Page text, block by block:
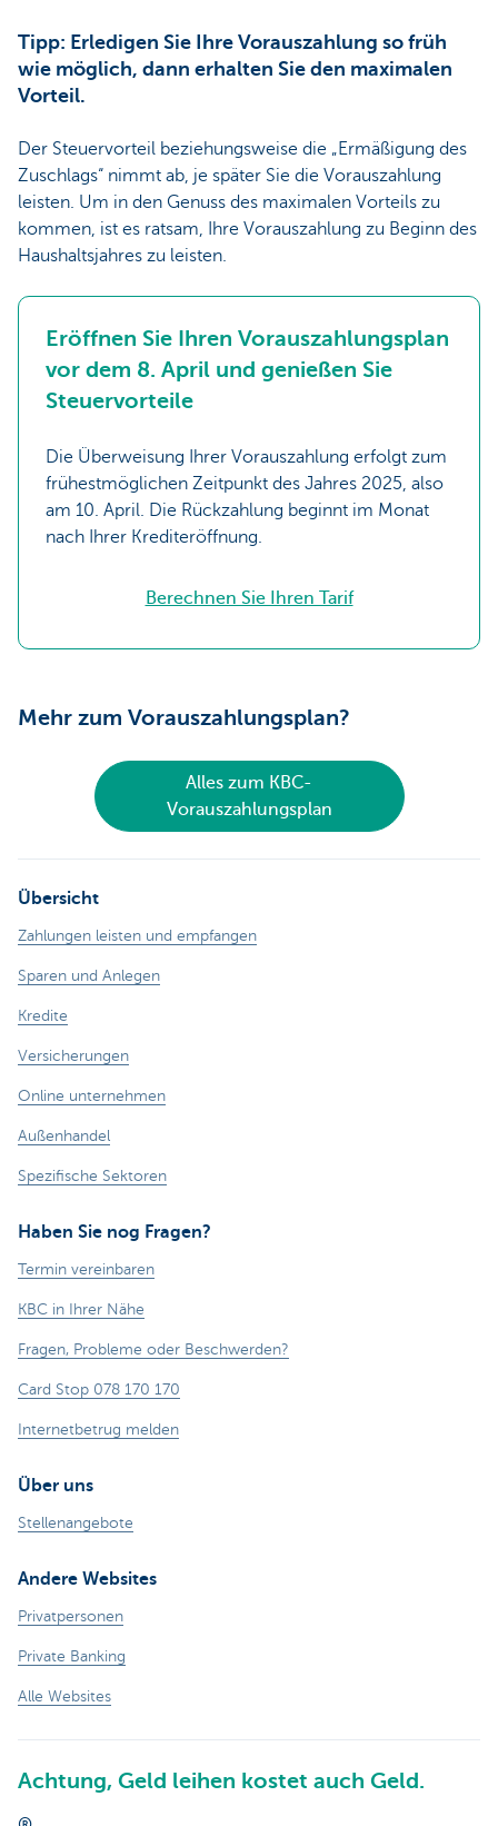
Tipp: Erledigen Sie Ihre Vorauszahlung so früh
wie möglich, dann erhalten Sie den maximalen
Vorteil.
Der Steuervorteil beziehungsweise die „Ermäßigung des
Zuschlags“ nimmt ab, je später Sie die Vorauszahlung
leisten. Um in den Genuss des maximalen Vorteils zu
kommen, ist es ratsam, Ihre Vorauszahlung zu Beginn des
Haushaltsjahres zu leisten.
Eröffnen Sie Ihren Vorauszahlungsplan
vor dem 8. April und genießen Sie
Steuervorteile
Die Überweisung Ihrer Vorauszahlung erfolgt zum
frühestmöglichen Zeitpunkt des Jahres 2025, also
am 10. April. Die Rückzahlung beginnt im Monat
nach Ihrer Krediteröffnung.
Berechnen Sie Ihren Tarif
Mehr zum Vorauszahlungsplan?
Alles zum KBC-
Vorauszahlungsplan
Übersicht
Zahlungen leisten und empfangen
Sparen und Anlegen
Kredite
Versicherungen
Online unternehmen
Außenhandel
Spezifische Sektoren
Haben Sie nog Fragen?
Termin vereinbaren
KBC in Ihrer Nähe
Fragen, Probleme oder Beschwerden?
Card Stop 078 170 170
Internetbetrug melden
Über uns
Stellenangebote
Andere Websites
Privatpersonen
Private Banking
Alle Websites
Achtung, Geld leihen kostet auch Geld.